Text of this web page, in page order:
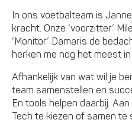
In ons voetbalteam is Janne
kracht. Onze ‘voorzitter’
‘Monitor’ Damaris de
herken me nog het meest in
Afhankelijk van wat wil je
team samenstellen en
En tools helpen daarbij.
Tech te kiezen of samen te